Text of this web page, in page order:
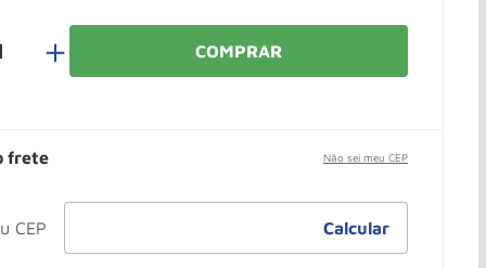
＋ COMPRAR
frete Não sei meu CEP